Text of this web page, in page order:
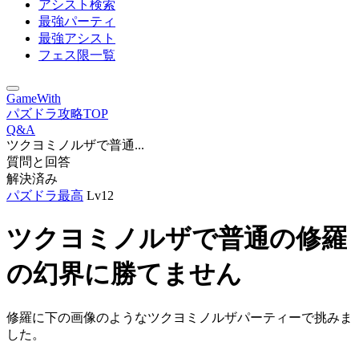
アシスト検索
最強パーティ
最強アシスト
フェス限一覧
GameWith
パズドラ攻略TOP
Q&A
ツクヨミノルザで普通...
質問と回答
解決済み
パズドラ最高 Lv12
ツクヨミノルザで普通の修羅
の幻界に勝てません
修羅に下の画像のようなツクヨミノルザパーティーで挑みま
した。